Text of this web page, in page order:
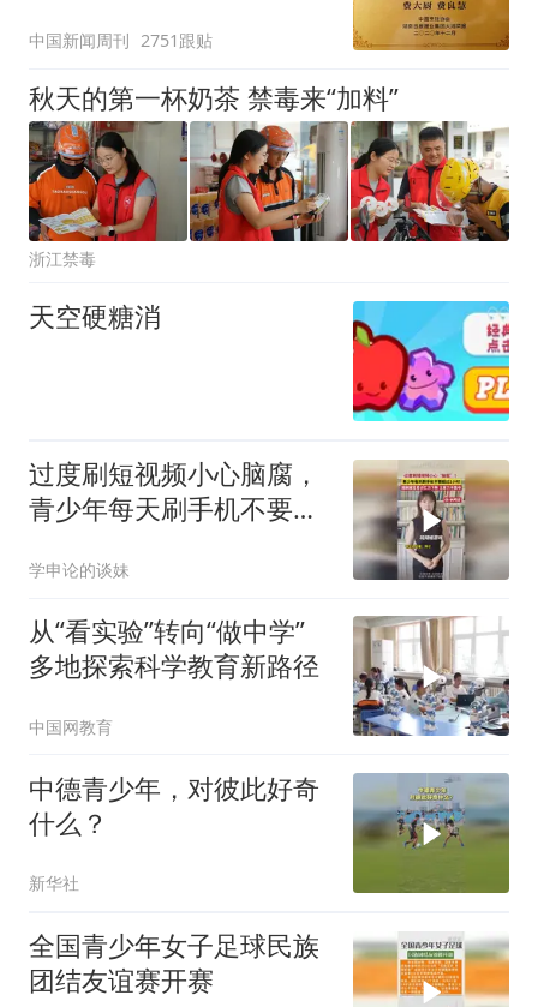
中国新闻周刊 2751跟贴
秋天的第一杯奶茶 禁毒来“加料”
浙江禁毒
天空硬糖消
过度刷短视频小心脑腐，
青少年每天刷手机不要超
学申论的谈妹
从“看实验”转向“做中学”
多地探索科学教育新路径
中国网教育
中德青少年，对彼此好奇
什么？
新华社
全国青少年女子足球民族
团结友谊赛开赛